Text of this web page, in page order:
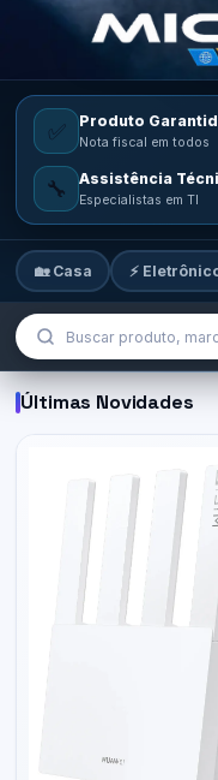
✅ Produto
Nota fiscal em todos
🔧 Assistência
Especialistas em TI
🏡 Casa ⚡
MicroTi —
Últimas Novidades